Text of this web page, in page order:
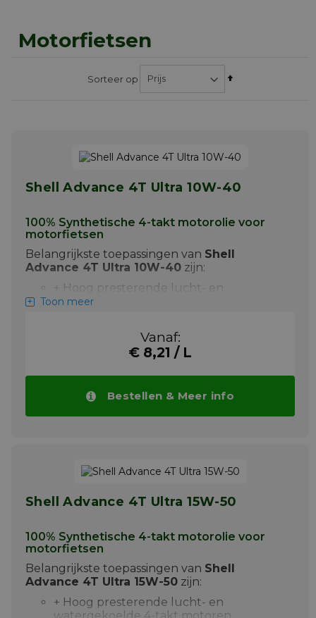
Motorfietsen
Sorteer op
Van
Shell Advance 4T Ultra 10W-40
100% Synthetische 4-takt motorolie voor
motorfietsen
Belangrijkste toepassingen van Shell
Advance 4T Ultra 10W-40 zijn:
+ Hoog presterende lucht- en
watergekoelde 4-takt motoren,
ingebouwde transmissie en natte
Shell Advance 4T Ultra 10W40 met PurePlus
technologie, is onze top-tier 4-takt motorolie
voor motorfietsen. Shell's gepatenteerd
Dit is het uitgangspunt voor de meest
motorfietsen.
Toon meer
Vanaf:
€ 8,21 / L
Bestellen & Meer info
Shell Advance 4T Ultra 15W-50
100% Synthetische 4-takt motorolie voor
motorfietsen
Belangrijkste toepassingen van Shell
Advance 4T Ultra 15W-50 zijn:
+ Hoog presterende lucht- en